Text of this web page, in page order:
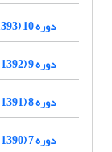
دوره 10 (1393)
دوره 9 (1392)
دوره 8 (1391)
دوره 7 (1390)